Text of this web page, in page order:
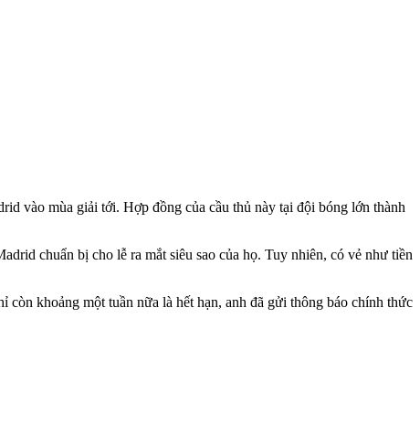
vào mùa giải tới. Hợp đồng của cầu thủ này tại đội bóng lớn thành
chuẩn bị cho lễ ra mắt siêu sao của họ. Tuy nhiên, có vẻ như tiền
khoảng một tuần nữa là hết hạn, anh đã gửi thông báo chính thức